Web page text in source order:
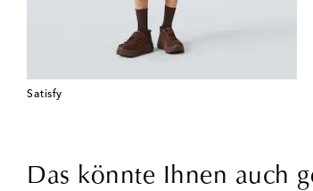
Satisfy
Das könnte Ihnen auch